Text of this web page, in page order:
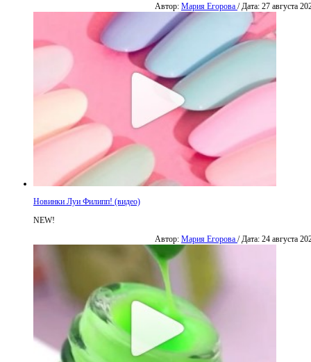
Автор: Мария Егорова / Дата: 27 августа
Новинки Луи Филипп! (видео)
NEW!
Автор: Мария Егорова / Дата: 24 августа